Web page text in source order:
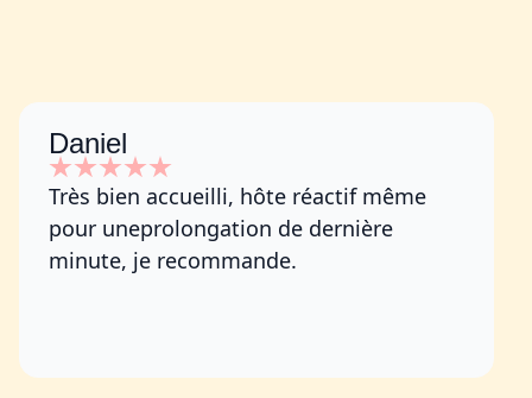
Daniel
Très bien accueilli, hôte réactif même
pour uneprolongation de dernière
minute, je recommande.